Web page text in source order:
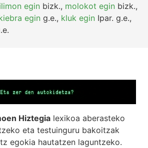
egin bizk., molokot egin bizk.,
egin g.e., kluk egin Ipar. g.e.,
Hiztegia lexikoa aberasteko
eta testuinguru bakoitzak
egokia hautatzen laguntzeko.